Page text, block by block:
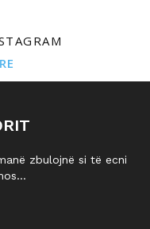
zbulojnë si të ecni